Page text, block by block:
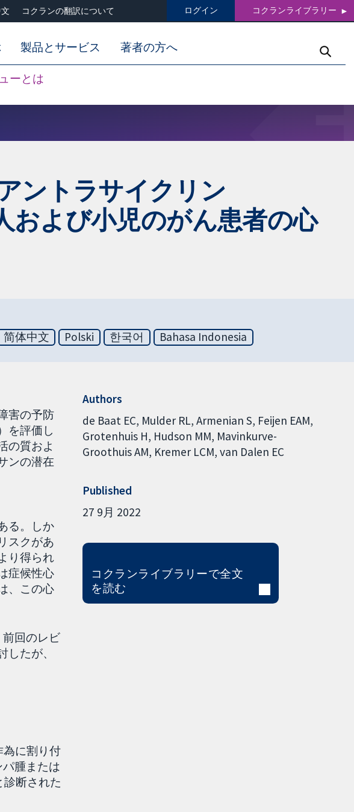
コクランの翻訳について ログイン コクランライブラリー
ーとは
製品とサービス 著者の方へ
ントラサイクリン
および小児のがん患者の心
简体中文 Polski 한국어 Bahasa Indonesia
害の予防
を評価し
の質およ
ンの潜在
る。しか
スクがあ
り得られ
症候性心
、この心
回のレビ
たが、
為に割り付
腫または
断された
Authors
de Baat EC Mulder RL Armenian S Feijen EAM
Grotenhuis H Hudson MM Mavinkurve-
Groothuis AM Kremer LCM van Dalen EC
Published
27 9月 2022
コクランライブラリーで全文
を読む